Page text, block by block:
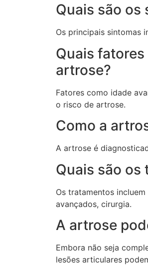
Quais são os
Os principais sintomas
Quais
artrose?
Fatores como idade
o risco de artrose.
Como a
A artrose é
Quais são
Os tratamentos
avançados, cirurgia.
A artrose
Embora não seja
lesões articulares